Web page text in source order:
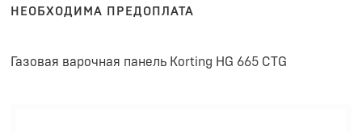
НЕОБХОДИМА ПРЕДОПЛАТА
Газовая варочная панель Korting HG 665 CTG